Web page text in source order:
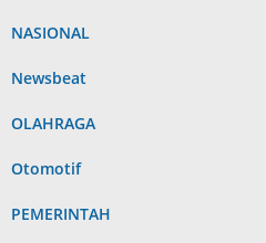
NASIONAL
Newsbeat
OLAHRAGA
Otomotif
PEMERINTAH